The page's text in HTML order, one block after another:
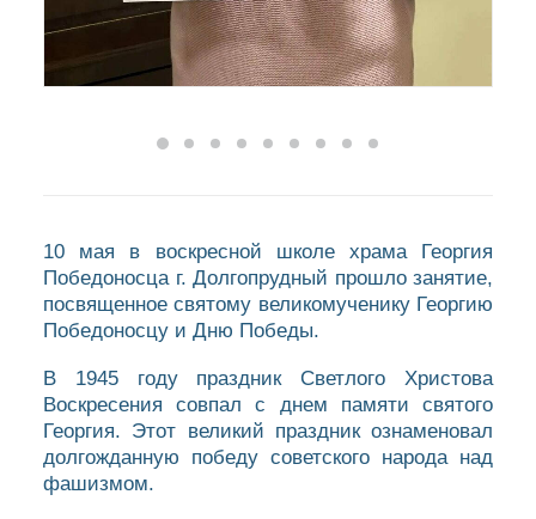
10 мая в воскресной школе храма Георгия
Победоносца г. Долгопрудный прошло занятие,
посвященное святому великомученику Георгию
Победоносцу и Дню Победы.
В 1945 году праздник Светлого Христова
Воскресения совпал с днем памяти святого
Георгия. Этот великий праздник ознаменовал
долгожданную победу советского народа над
фашизмом.